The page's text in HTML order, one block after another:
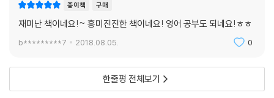
종이책 구매
재미난 책이네요!~ 흥미진진한 책이네요! 영어 공부도 되네요!ㅎㅎ
b*********7 2018.08.05. 0
한줄평 전체보기